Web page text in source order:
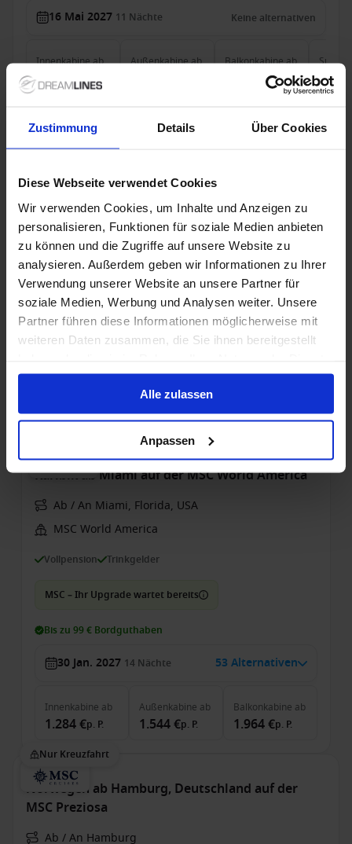
Zustimmung Details Über Cookies
Diese Webseite verwendet Cookies
Wir verwenden Cookies, um Inhalte und Anzeigen zu
personalisieren, Funktionen für soziale Medien anbieten
zu können und die Zugriffe auf unsere Website zu
analysieren. Außerdem geben wir Informationen zu Ihrer
Verwendung unserer Website an unsere Partner für
soziale Medien, Werbung und Analysen weiter. Unsere
Partner führen diese Informationen möglicherweise mit
weiteren Daten zusammen, die Sie ihnen bereitgestellt
gesammelt haben.
Alle zulassen
Anpassen
16 Mai 2027 11 Nächte Keine alternativen
Innenkabineab
2.149 € p. P.
Außenkabineab Balkonkabineab
2.849 €p. P.
Suite
Mittelmeer ab Triest, Italien auf der MSC
Ab / An Triest
MSC Fantasia
Vollpension Trinkgelder
MSC – Ihr Upgrade wartet bereits
Bis zu 99 € Bordguthaben
19 Aug. 2026
1.799 €p. P.
Suite ab
2.659 €p. P.
Karibik ab Miami auf der MSC World America
Ab / An Miami, Florida, USA
MSC World America
Vollpension Trinkgelder
MSC – Ihr Upgrade wartet bereits
Bis zu 99 € Bordguthaben
30 Jan. 2027 14 Nächte 53 Alternativen
Innenkabine ab
1.284 €p. P.
Außenkabine ab
1.544 €p. P.
Balkonkabine ab
1.964 €p. P.
Nur Kreuzfahrt
Norwegen ab Hamburg, Deutschland auf der
MSC Preziosa
Ab / An Hamburg